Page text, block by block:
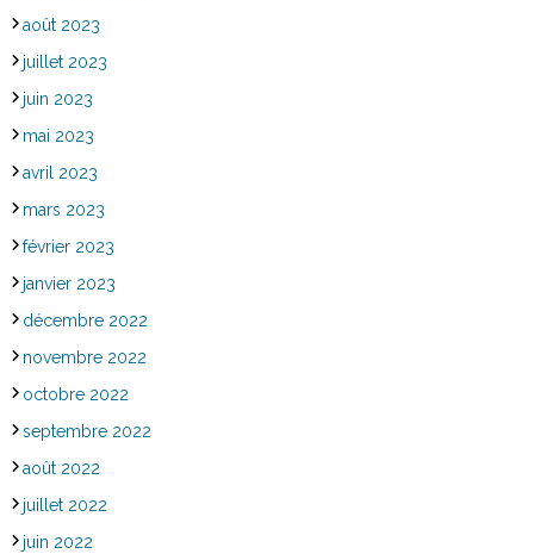
août 2023
juillet 2023
juin 2023
mai 2023
avril 2023
mars 2023
février 2023
janvier 2023
décembre 2022
novembre 2022
octobre 2022
septembre 2022
août 2022
juillet 2022
juin 2022